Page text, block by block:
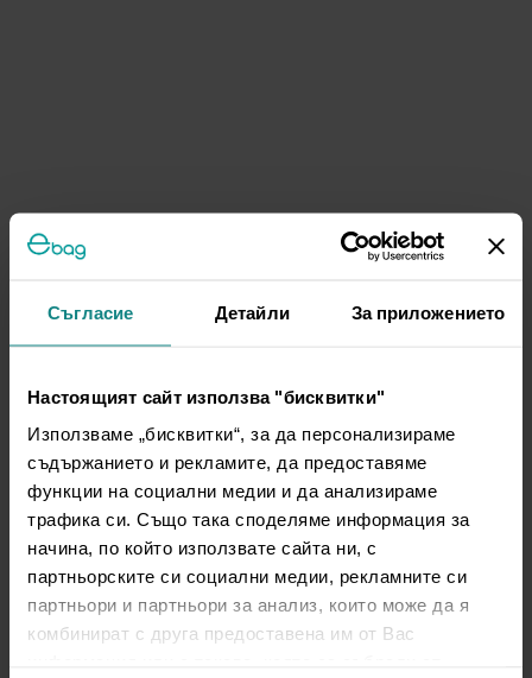
Съгласие Детайли За приложението
Настоящият сайт използва "бисквитки"
Използваме „бисквитки“, за да персонализираме
съдържанието и рекламите, да предоставяме
функции на социални медии и да анализираме
трафика си. Също така споделяме информация за
начина, по който използвате сайта ни, с
партньорските си социални медии, рекламните си
партньори и партньори за анализ, които може да я
комбинират с друга предоставена им от Вас